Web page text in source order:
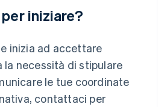
iniziare?
inizia ad accettare
la necessità di stipulare
le tue coordinate
contattaci per